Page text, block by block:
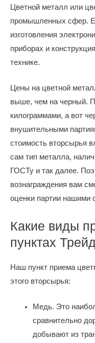
Цветной металл или
промышленных сфер.
изготовления
приборах и
технике.
Цены на цветной
выше, чем на черный.
килограммами, а вот
внушительными
стоимость вторсырья
сам тип металла,
ГОСТу и так далее.
вознаграждения вам
оценки партии нашими
Какие виды
пунктах
Наш пункт приема
этого вторсырья:
Медь. Это
сравнительно
добывают из